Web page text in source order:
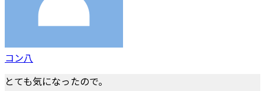
コン八
とても気になったので。